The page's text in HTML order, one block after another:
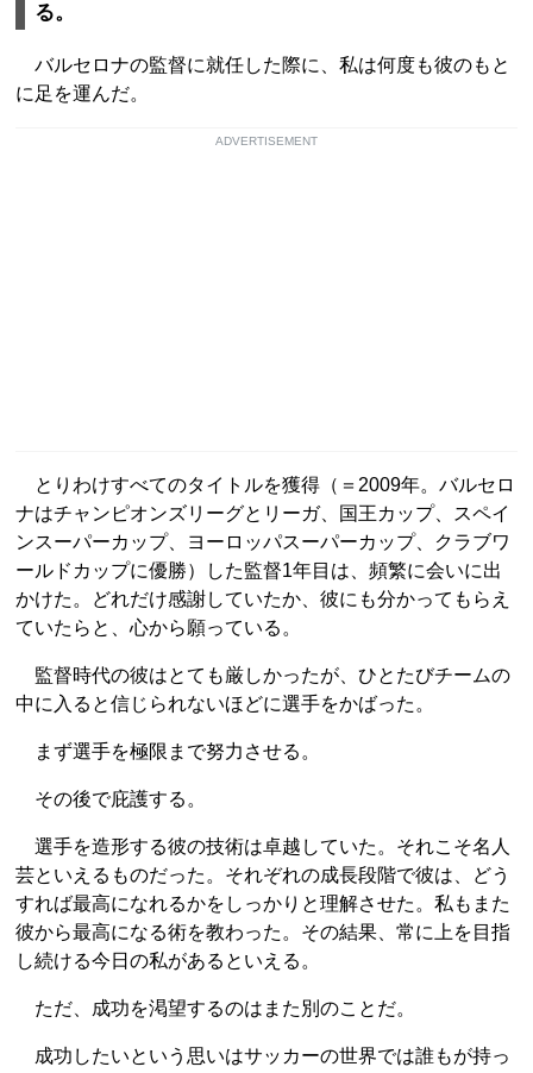
る。
バルセロナの監督に就任した際に、私は何度も彼のもと
に足を運んだ。
ADVERTISEMENT
とりわけすべてのタイトルを獲得（＝2009年。バルセロ
ナはチャンピオンズリーグとリーガ、国王カップ、スペイ
ンスーパーカップ、ヨーロッパスーパーカップ、クラブワ
ールドカップに優勝）した監督1年目は、頻繁に会いに出
かけた。どれだけ感謝していたか、彼にも分かってもらえ
ていたらと、心から願っている。
監督時代の彼はとても厳しかったが、ひとたびチームの
中に入ると信じられないほどに選手をかばった。
まず選手を極限まで努力させる。
その後で庇護する。
選手を造形する彼の技術は卓越していた。それこそ名人
芸といえるものだった。それぞれの成長段階で彼は、どう
すれば最高になれるかをしっかりと理解させた。私もまた
彼から最高になる術を教わった。その結果、常に上を目指
し続ける今日の私があるといえる。
ただ、成功を渇望するのはまた別のことだ。
成功したいという思いはサッカーの世界では誰もが持っ